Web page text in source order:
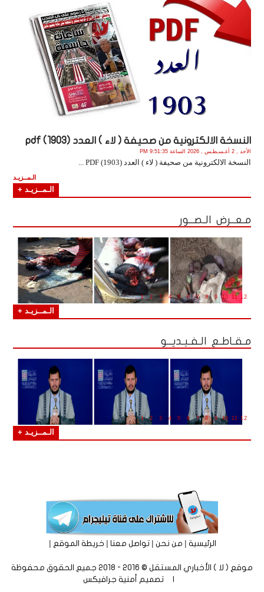
النسخة الالكترونية من صحيفة ( لاء ) العدد (1903) pdf
الأحد , 2 أغـسـطـس , 2026 الساعة 9:51:35 PM
النسخة الالكترونية من صحيفة ( لاء ) العدد (1903) PDF ...
الـمــزيـد
الـمــزيـد +
مـعــرض الـصــور
1 2 3 4 5 6 7 8 9 10 11
الـمــزيـد +
مـقـاطـع الـفـيـديــو
5 6 7 8 9 10 11
الـمــزيـد +
الرئيسية|من نحن|تواصل معنا|خريطة الموقع|
موقع ( لا ) الأخباري المستقل © 2016 - 2018 جميع الحقوق محفوظة
| تصميمأمنية جرافيكس